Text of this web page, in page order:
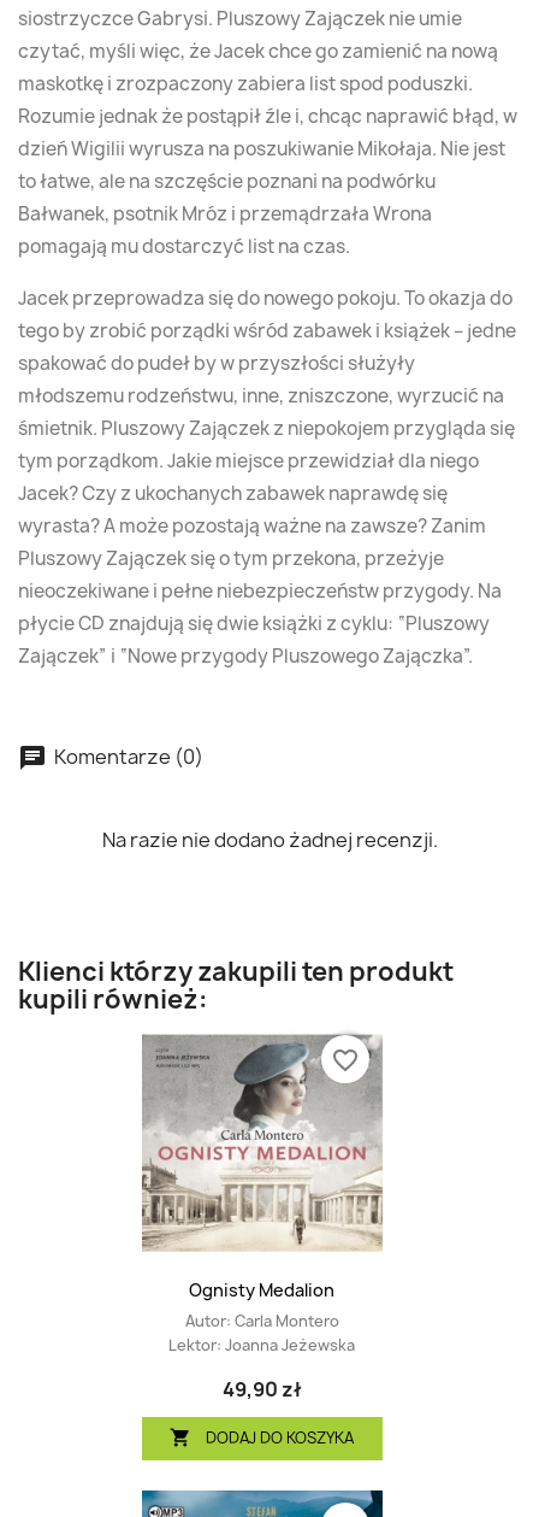
siostrzyczce Gabrysi. Pluszowy Zajączek nie umie
czytać, myśli więc, że Jacek chce go zamienić na nową
maskotkę i zrozpaczony zabiera list spod poduszki.
Rozumie jednak że postąpił źle i, chcąc naprawić błąd, w
dzień Wigilii wyrusza na poszukiwanie Mikołaja. Nie jest
to łatwe, ale na szczęście poznani na podwórku
Bałwanek, psotnik Mróz i przemądrzała Wrona
pomagają mu dostarczyć list na czas.
Jacek przeprowadza się do nowego pokoju. To okazja do
tego by zrobić porządki wśród zabawek i książek – jedne
spakować do pudeł by w przyszłości służyły
młodszemu rodzeństwu, inne, zniszczone, wyrzucić na
śmietnik. Pluszowy Zajączek z niepokojem przygląda się
tym porządkom. Jakie miejsce przewidział dla niego
Jacek? Czy z ukochanych zabawek naprawdę się
wyrasta? A może pozostają ważne na zawsze? Zanim
Pluszowy Zajączek się o tym przekona, przeżyje
nieoczekiwane i pełne niebezpieczeństw przygody. Na
płycie CD znajdują się dwie książki z cyklu: “Pluszowy
Zajączek” i “Nowe przygody Pluszowego Zajączka”.
Komentarze (0)
Na razie nie dodano żadnej recenzji.
Klienci którzy zakupili ten produkt
kupili również:
Ognisty Medalion
Autor: Carla Montero
Lektor: Joanna Jeżewska
49,90 zł
 DODAJ DO KOSZYKA
favorite_border